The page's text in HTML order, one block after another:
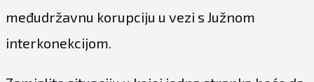
međudržavnu korupciju u vezi s Južnom
interkonekcijom.